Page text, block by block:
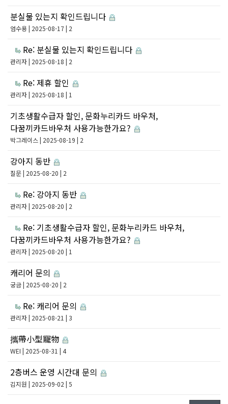
분실물 있는지 확인드립니다
엄수용| 2025-08-17 | 2
Re: 분실물 있는지 확인드립니다
관리자| 2025-08-18 | 2
Re: 제휴 할인
관리자| 2025-08-18 | 1
기초생활수급자 할인, 문화누리카드 바우처,
다꿈끼카드바우처 사용가능한가요?
박그레이스 | 2025-08-19 | 2
강아지 동반
질문| 2025-08-20 | 2
Re: 강아지 동반
관리자| 2025-08-20 | 2
Re: 기초생활수급자 할인, 문화누리카드 바우처,
다꿈끼카드바우처 사용가능한가요?
관리자| 2025-08-20 | 1
캐리어 문의
궁금| 2025-08-20 | 2
Re: 캐리어 문의
관리자| 2025-08-21 | 3
攜帶小型寵物
WEI | 2025-08-31 | 4
2층버스 운영 시간대 문의
김지원 | 2025-09-02 | 5